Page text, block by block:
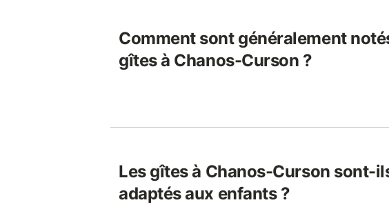
Comment sont généralement
gîtes à Chanos-Curson ?
Les gîtes à Chanos-Curson sont-
adaptés aux enfants ?